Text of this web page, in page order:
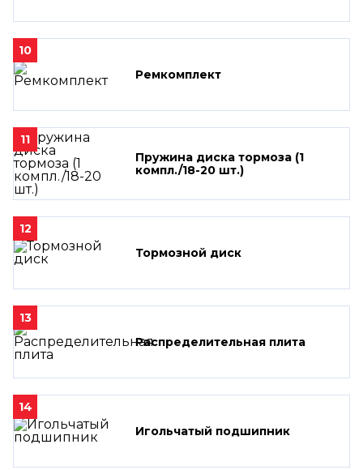
10
Ремкомплект
11
Пружина диска тормоза (1
компл./18-20 шт.)
12
Тормозной диск
13
Распределительная плита
14
Игольчатый подшипник